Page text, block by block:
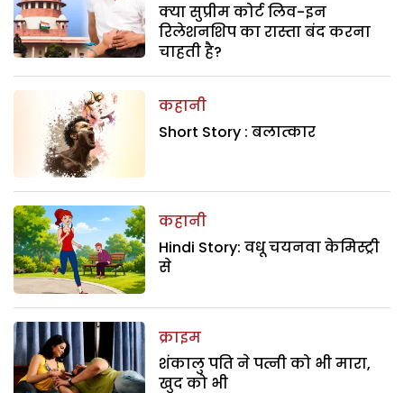
क्या सुप्रीम कोर्ट लिव-इन
रिलेशनशिप का रास्ता बंद करना
चाहती है?
कहानी
Short Story : बलात्कार
कहानी
Hindi Story: वधू चयनवा केमिस्ट्री
से
क्राइम
शंकालु पति ने पत्नी को भी मारा,
खुद को भी